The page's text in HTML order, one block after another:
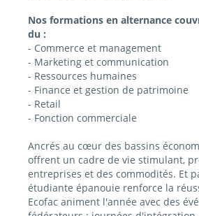
Nos formations en alternance
du :
- Commerce et management
- Marketing et communication
- Ressources humaines
- Finance et gestion de patrimoine
- Retail
- Fonction commerciale
Ancrés au cœur des bassins
offrent un cadre de vie stimulant,
entreprises et des commodités. Et
étudiante épanouie renforce la
Ecofac animent l'année avec des